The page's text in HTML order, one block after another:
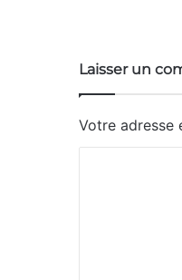
Laisser un
Votre adresse